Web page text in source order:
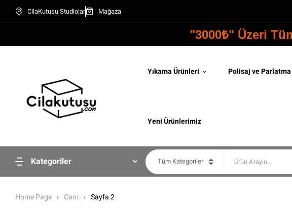
CilaKutusu Studiolar Mağaza
"3000₺" Üzeri
Yıkama Ürünleri Polisaj ve Parlatma
Yeni Ürünlerimiz
Kategoriler Tüm Kategoriler
Home Page Cam Sayfa 2